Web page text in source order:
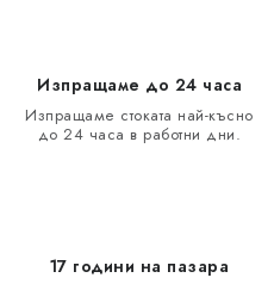
Изпращаме до 24 часа
Изпращаме стоката най-късно
до 24 часа в работни дни.
17 години на пазара